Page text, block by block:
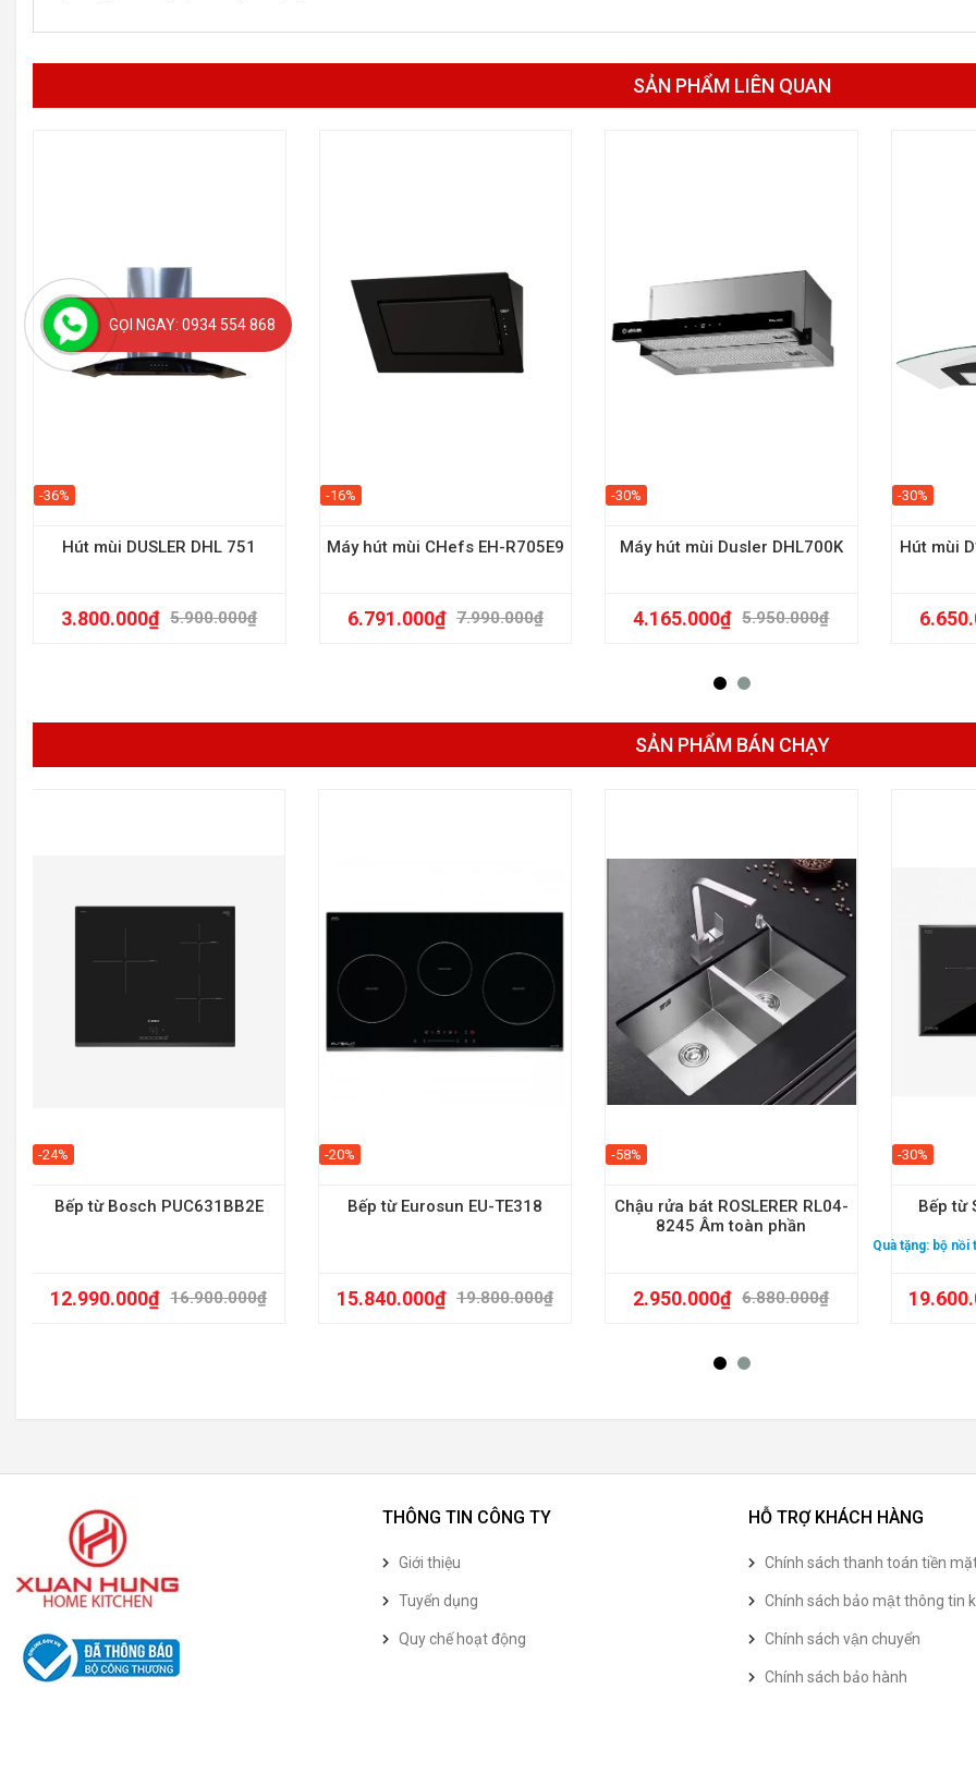
SẢN PHẨM LIÊN QUAN
-36%
Hút mùi DUSLER DHL 751
5.900.000₫
3.800.000₫
-16%
Máy hút mùi CHefs EH-R705E9
7.990.000₫
6.791.000₫
-30%
Máy hút mùi Dusler DHL700K
5.950.000₫
4.165.000₫
-30%
Hút mùi
SẢN PHẨM BÁN CHẠY
-24%
Bếp từ Bosch PUC631BB2E
16.900.000₫
12.990.000₫
-20%
Bếp từ Eurosun EU-TE318
19.800.000₫
15.840.000₫
-58%
Chậu rửa bát ROSLERER RL04-
8245 Âm toàn phần
6.880.000₫
2.950.000₫
-30%
Bếp từ
Quà tặng: bộ nồi
THÔNG TIN CÔNG TY
Giới thiệu
Tuyển dụng
Quy chế hoạt động
HỖ TRỢ KHÁCH HÀNG
Chính sách thanh toán tiền
Chính sách bảo mật thông tin
Chính sách vận chuyển
Chính sách bảo hành
GỌI NGAY: 0934 554 868